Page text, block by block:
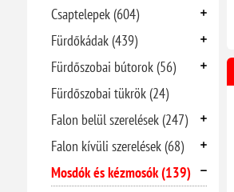
Csaptelepek (604)
Fürdőkádak (439)
Fürdőszobai bútorok (56)
Fürdőszobai tükrök (24)
Falon belül szerelések (247)
Falon kívüli szerelések (68)
Mosdók és kézmosók (139)